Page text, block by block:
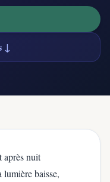
↓
après nuit
lumière baisse,